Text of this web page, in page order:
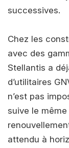
successives.
Chez les
avec des
Stellantis a
d’utilitaires
n’est pas
suive le
attendu à